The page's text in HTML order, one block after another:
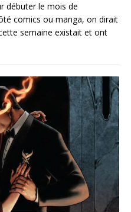
débuter le mois de
comics ou manga, on dirait
semaine existait et ont